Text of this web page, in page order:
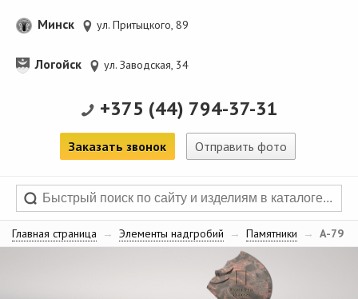
Минск ул. Притыцкого, 89
Логойск ул. Заводская, 34
+375 (44) 794-37-31
Заказать звонок Отправить фото
Главная страница → Элементы надгробий → Памятники → А-79